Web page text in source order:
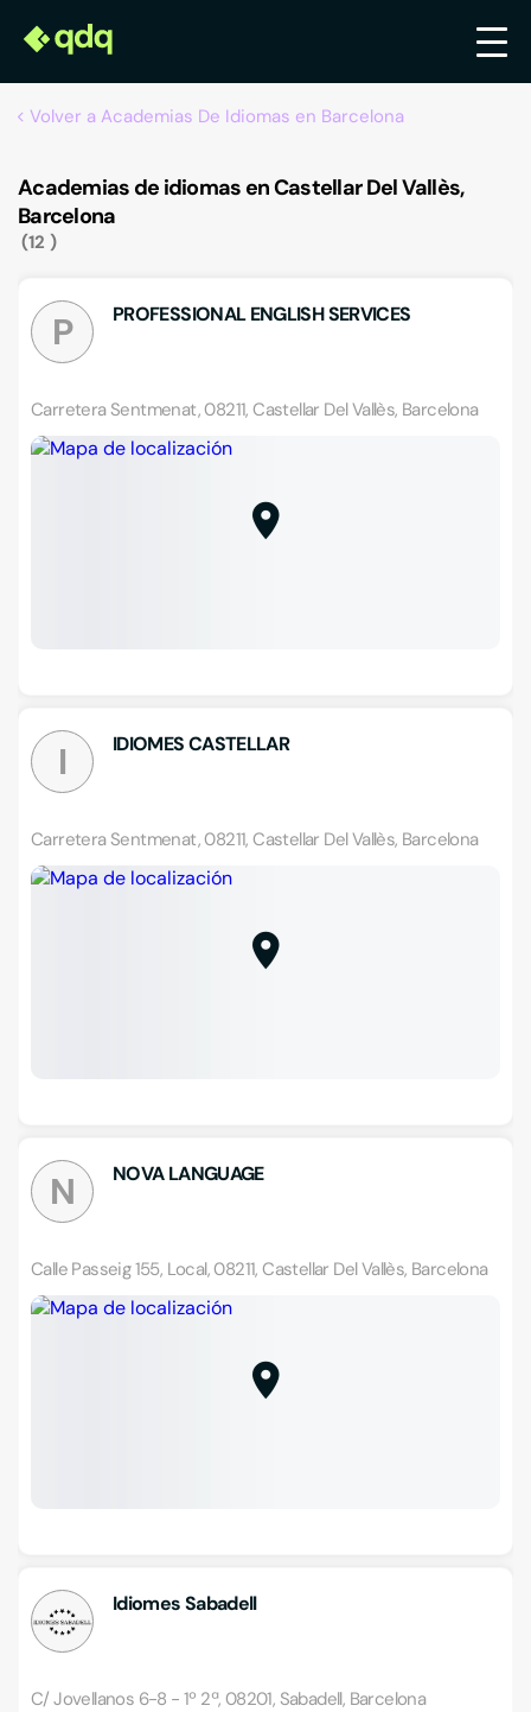
Volver a Academias De Idiomas en Barcelona
Academias de idiomas en Castellar Del Vallès,
Barcelona
12
P PROFESSIONAL ENGLISH SERVICES
Carretera Sentmenat, 08211, Castellar Del Vallès, Barcelona
I IDIOMES CASTELLAR
Carretera Sentmenat, 08211, Castellar Del Vallès, Barcelona
N NOVA LANGUAGE
Calle Passeig 155, Local, 08211, Castellar Del Vallès, Barcelona
Idiomes Sabadell
C/ Jovellanos 6-8 - 1º 2ª, 08201, Sabadell, Barcelona